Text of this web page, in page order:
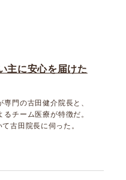
主に安心を届けた
門の古田健介院長と、
チーム医療が特徴だ。
古田院長に伺った。